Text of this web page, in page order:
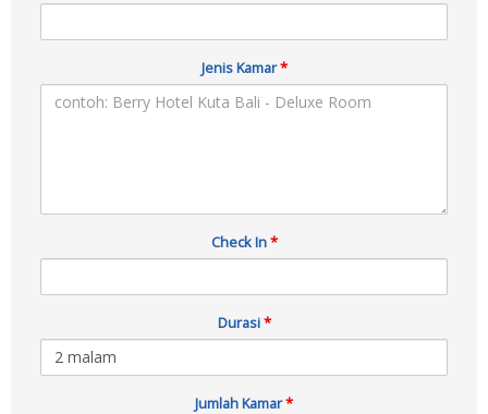
Jenis Kamar*
Check In*
Durasi*
Jumlah Kamar*